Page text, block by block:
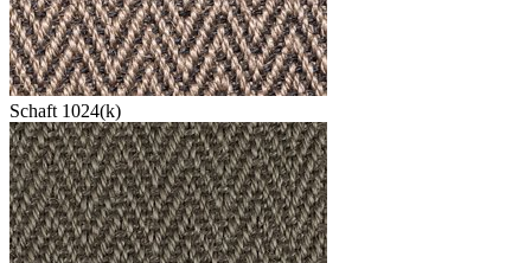
Schaft 1024(k)